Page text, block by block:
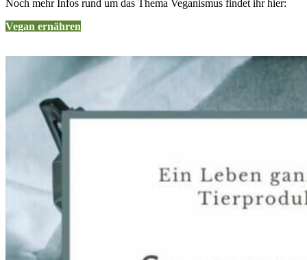
Noch mehr Infos rund um das Thema Veganismus findet ihr hier:
Vegan ernähren